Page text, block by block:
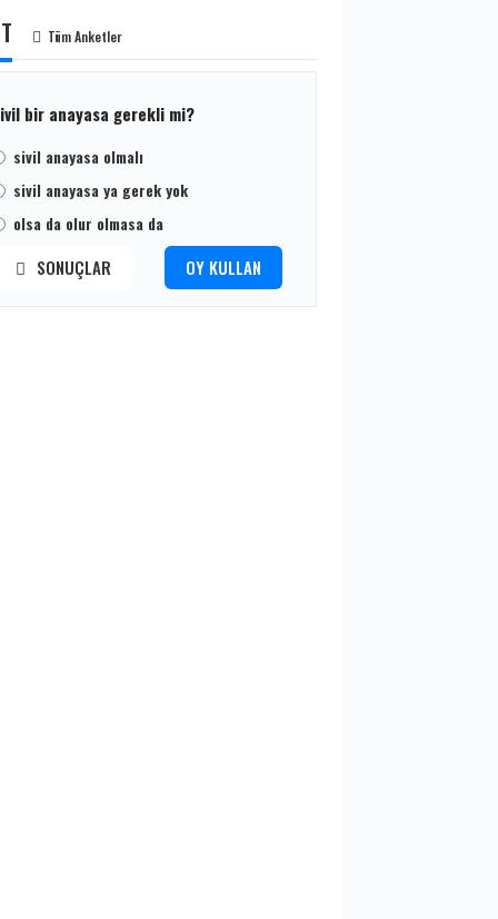
Tüm Anketler
bir anayasa gerekli mi?
sivil anayasa olmalı
sivil anayasa ya gerek yok
olsa da olur olmasa da
SONUÇLAR OY KULLAN